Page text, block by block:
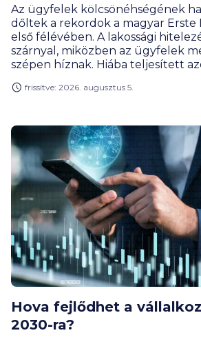
Az ügyfelek kölcsönéhségének
dőltek a rekordok a magyar Erste
első félévében. A lakossági
szárnyal, miközben az ügyfelek
szépen híznak. Hiába teljesített
extraprofitadó befizetésének új
frissítve: 2026. augusztus 5.
Hova fejlődhet a
2030-ra?